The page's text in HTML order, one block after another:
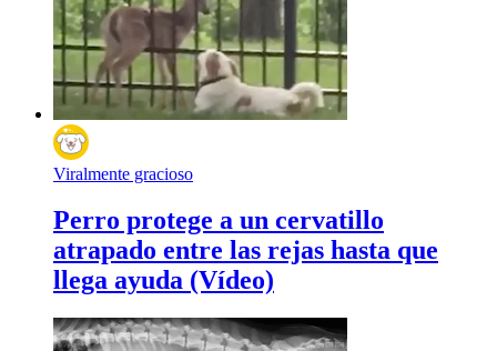
Viralmente gracioso
Perro protege a un cervatillo
atrapado entre las rejas hasta que
llega ayuda (Vídeo)